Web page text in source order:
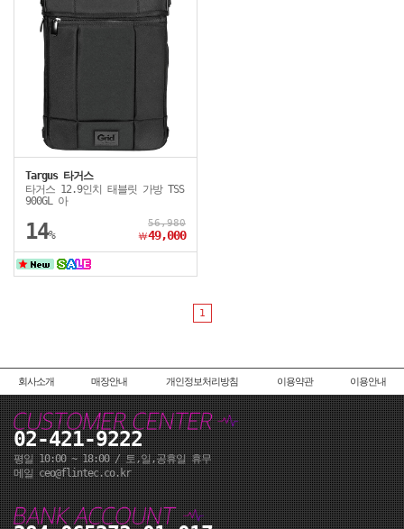
Targus 타거스
타거스 12.9인치 태블릿 가방 TSS
900GL 아
14%
56,980
￦49,000
1
회사소개 매장안내 개인정보처리방침 이용약관 이용안내
02-421-9222
평일 10:00 ~ 18:00 / 토,일,공휴일 휴무
메일 ceo@flintec.co.kr